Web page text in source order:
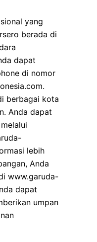
yang
berada di
dapat
di nomor
berbagai kota
Anda dapat
lebih
Anda
www.garuda-
dapat
umpan